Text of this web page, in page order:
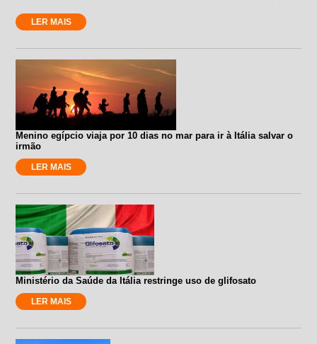
LER MAIS
Menino egípcio viaja por 10 dias no mar para ir à Itália salvar o
irmão
LER MAIS
Ministério da Saúde da Itália restringe uso de glifosato
LER MAIS